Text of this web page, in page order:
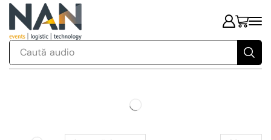
Caută audio